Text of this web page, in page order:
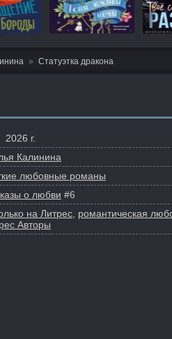
Статуэтка дракона
2026 г.
Калинина
любовные романы
о любви #6
на Литрес романтическая
Авторы